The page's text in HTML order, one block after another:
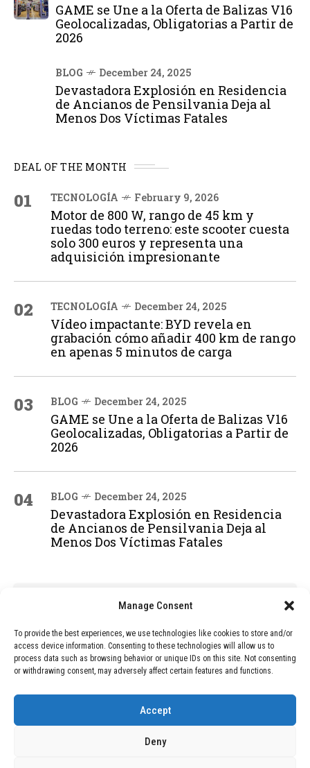
Manage Consent
To provide the best experiences, we use technologies like cookies to store and/or
access device information. Consenting to these technologies will allow us to
process data such as browsing behavior or unique IDs on this site. Not consenting
or withdrawing consent, may adversely affect certain features and functions.
Accept
Deny
GAME se Une a la Oferta de Balizas V16
Geolocalizadas, Obligatorias a Partir de
2026
BLOG December 24, 2025
Devastadora Explosión en Residencia
de Ancianos de Pensilvania Deja al
Menos Dos Víctimas Fatales
DEAL OF THE MONTH
01 TECNOLOGÍA February 9, 2026
Motor de 800 W, rango de 45 km y
ruedas todo terreno: este scooter cuesta
solo 300 euros y representa una
adquisición impresionante
02 TECNOLOGÍA December 24, 2025
Vídeo impactante: BYD revela en
grabación cómo añadir 400 km de rango
en apenas 5 minutos de carga
03 BLOG December 24, 2025
GAME se Une a la Oferta de Balizas V16
Geolocalizadas, Obligatorias a Partir de
2026
04 BLOG December 24, 2025
Devastadora Explosión en Residencia
de Ancianos de Pensilvania Deja al
Menos Dos Víctimas Fatales